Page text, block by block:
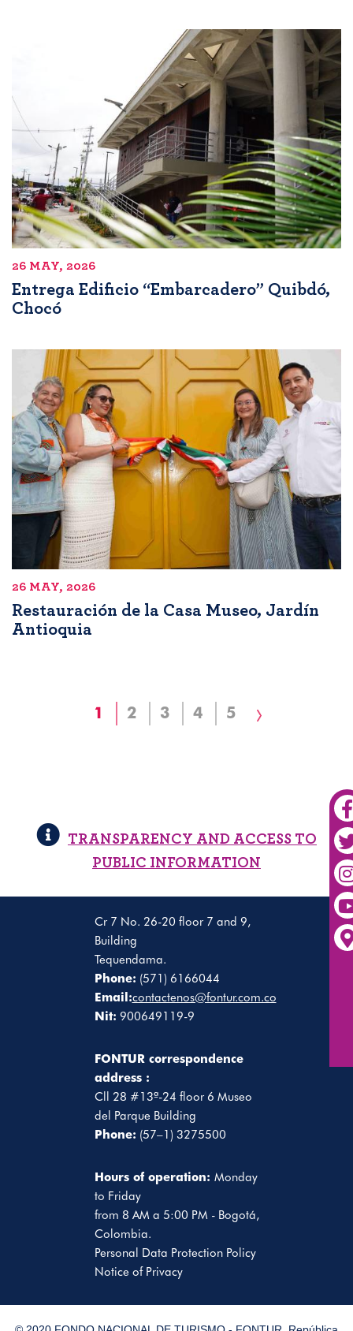
26 MAY, 2026
Entrega Edificio “Embarcadero” Quibdó,
Chocó
26 MAY, 2026
Restauración de la Casa Museo, Jardín
Antioquia
Current
1 Page
2 Page
3 Page
4 Page
5
Next
TRANSPARENCY AND ACCESS TO
PUBLIC INFORMATION
Cr 7 No. 26-20 floor 7 and 9,
Building
Tequendama.
Phone: (571) 6166044
Email:contactenos@fontur.com.co
Nit: 900649119-9
FONTUR correspondence
address :
Cll 28 #13ª-24 floor 6 Museo
del Parque Building
Phone: (57–1) 3275500
Hours of operation: Monday
to Friday
from 8 AM a 5:00 PM - Bogotá,
Colombia.
Personal Data Protection Policy
Notice of Privacy